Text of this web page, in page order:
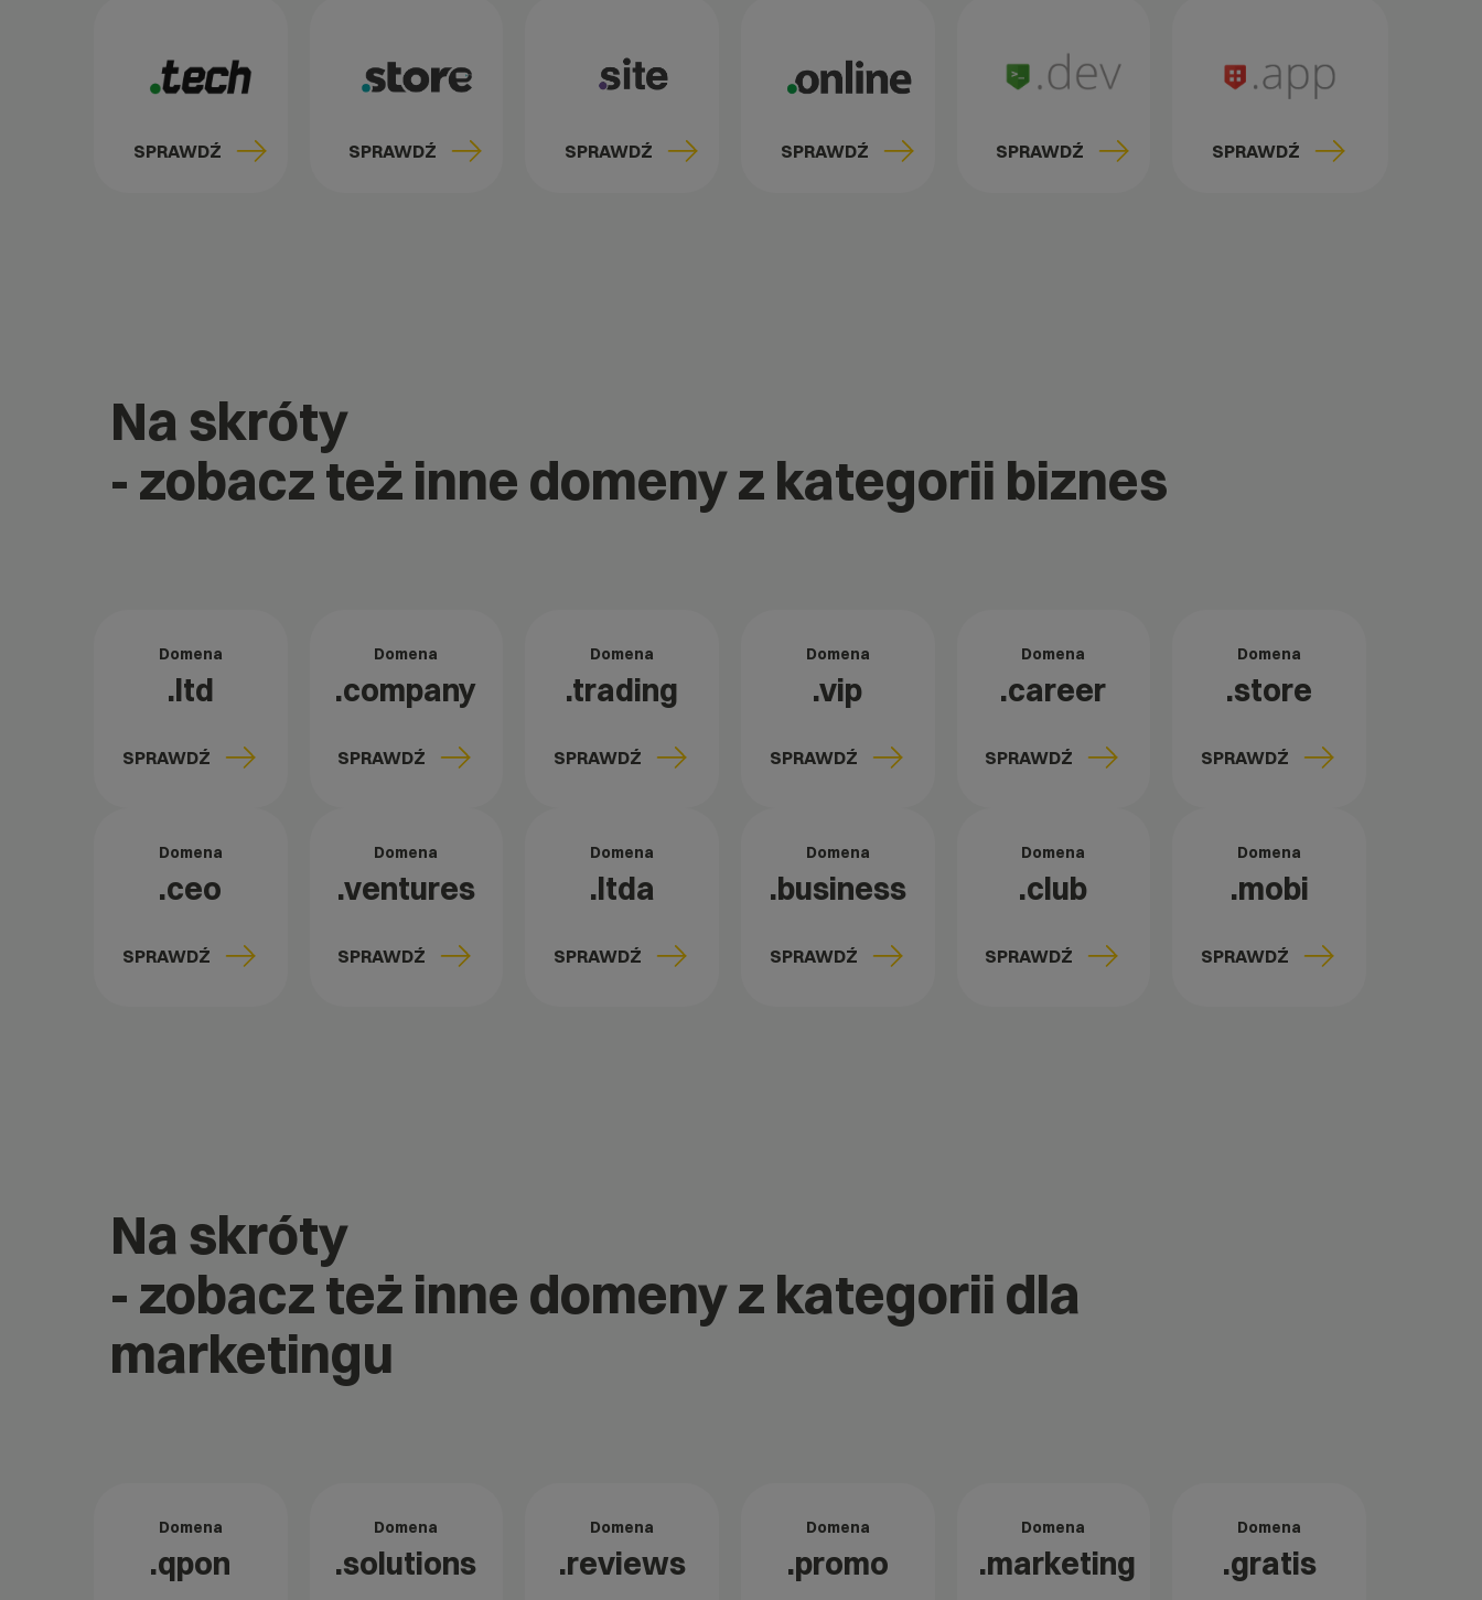
SPRAWDŹ SPRAWDŹ SPRAWDŹ SPRAWDŹ SPRAWDŹ SPRAWDŹ
Na skróty
- zobacz też inne domeny z kategorii biznes
Domena
.ltd
SPRAWDŹ
Domena
.company
SPRAWDŹ
Domena
.trading
SPRAWDŹ
Domena
.vip
SPRAWDŹ
Domena
.career
SPRAWDŹ
Domena
.store
SPRAWDŹ
Domena
.ceo
SPRAWDŹ
Domena
.ventures
SPRAWDŹ
Domena
.ltda
SPRAWDŹ
Domena
.business
SPRAWDŹ
Domena
.club
SPRAWDŹ
Domena
.mobi
SPRAWDŹ
Na skróty
- zobacz też inne domeny z kategorii dla
marketingu
Domena
.qpon
Domena
.solutions
Domena
.reviews
Domena
.promo
Domena
.marketing
Domena
.gratis